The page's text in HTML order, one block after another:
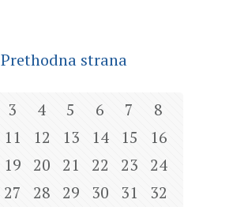
Prethodna strana
3 4 5 6 7
8
11 12 13 14 15
16
19 20 21 22 23
24
27 28 29 30 31
32